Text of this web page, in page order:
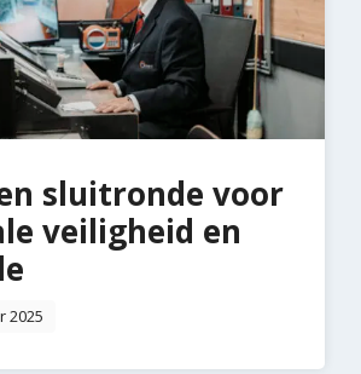
sluitronde voor
veiligheid en
2025